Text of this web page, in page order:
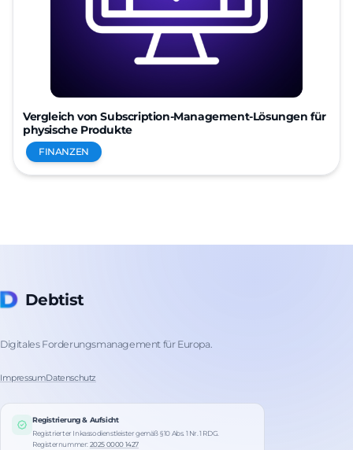
Vergleich von Subscription-Management-Lösungen für
physische Produkte
FINANZEN
Debtist
Digitales Forderungsmanagement für Europa.
ImpressumDatenschutz
Registrierung & Aufsicht
Registrierter Inkassodienstleister gemäß § 10 Abs. 1 Nr. 1 RDG.
Registernummer:2025 0000 1427